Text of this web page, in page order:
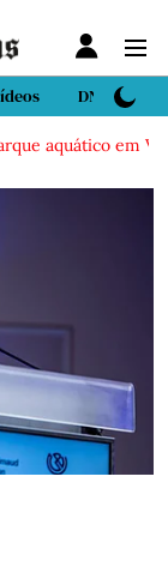
DN Sport
aquático em Vieira